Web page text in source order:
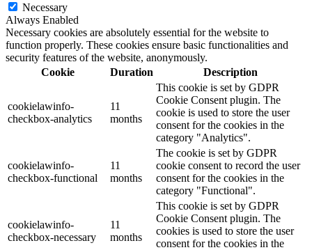
Necessary
Always Enabled
Necessary cookies are absolutely essential for the website to
function properly. These cookies ensure basic functionalities and
security features of the website, anonymously.
Cookie
Duration Description
cookielawinfo-
checkbox-analytics
11
months
This cookie is set by GDPR
Cookie Consent plugin. The
cookie is used to store the user
consent for the cookies in the
category "Analytics".
cookielawinfo-
checkbox-functional
11
months
The cookie is set by GDPR
cookie consent to record the user
consent for the cookies in the
category "Functional".
cookielawinfo-
checkbox-necessary
11
months
This cookie is set by GDPR
Cookie Consent plugin. The
cookies is used to store the user
consent for the cookies in the